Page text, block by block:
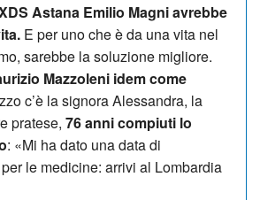
Astana Emilio Magni avrebbe
E per uno che è da una vita nel
sarebbe la soluzione migliore.
Mazzoleni idem come
c’è la signora Alessandra, la
pratese, 76 anni compiuti lo
: «Mi ha dato una data di
le medicine: arrivi al Lombardia